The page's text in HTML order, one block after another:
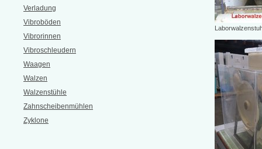
Verladung
Vibroböden
Vibrorinnen
Vibroschleudern
Waagen
Walzen
Walzenstühle
Zahnscheibenmühlen
Zyklone